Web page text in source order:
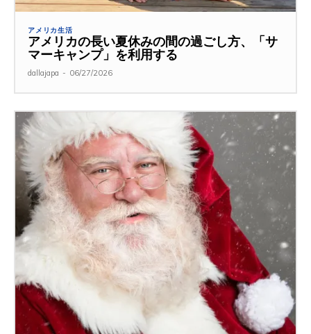
アメリカ生活
アメリカの長い夏休みの間の過ごし方、「サ
マーキャンプ」を利用する
dallajapa - 06/27/2026